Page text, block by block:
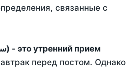
связанные с
перед постом. Однако